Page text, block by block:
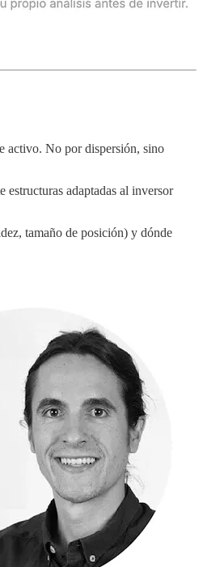
activo. No por dispersión, sino
estructuras adaptadas al inversor
tamaño de posición) y dónde